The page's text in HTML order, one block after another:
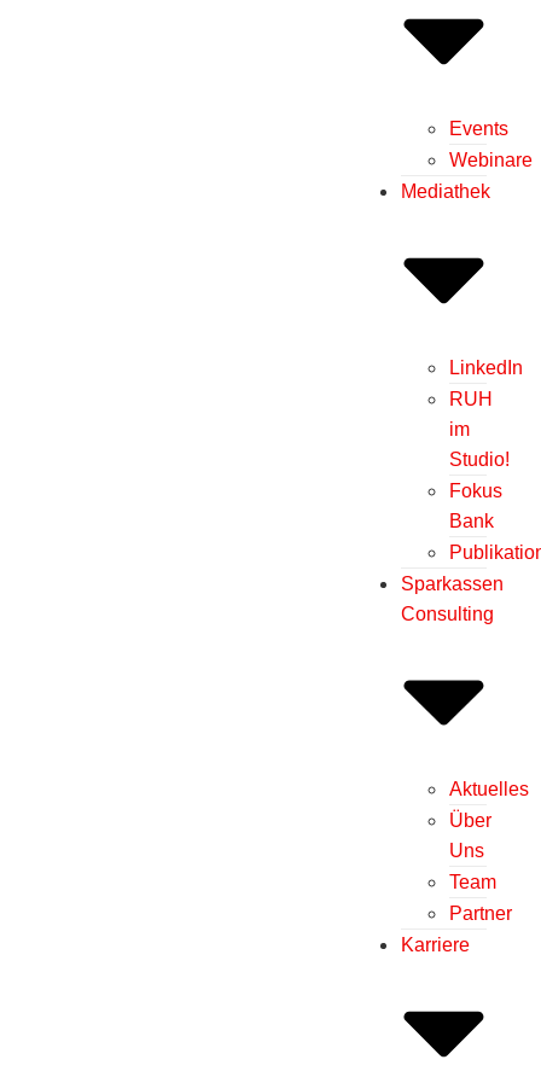
Events
Webinare
Mediathek
LinkedIn
RUH
im
Studio!
Fokus
Bank
Sparkassen
Consulting
Aktuelles
Über
Uns
Team
Partner
Karriere